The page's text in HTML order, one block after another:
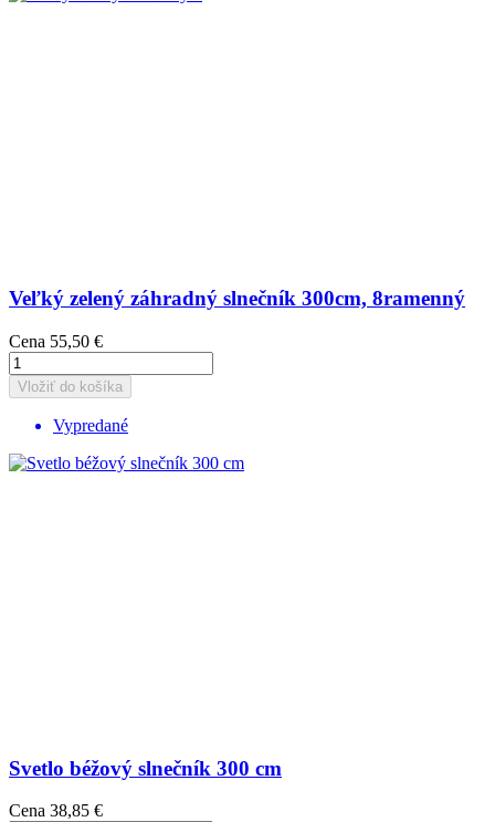
Veľký zelený záhradný slnečník 300cm, 8ramenný
Cena 55,50 €
Vložiť do košíka
Vypredané
Svetlo béžový slnečník 300 cm
Cena 38,85 €